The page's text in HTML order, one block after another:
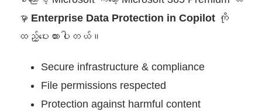
မှာ Enterprise Data Protection in Copilotကို
ထည့်ပေးထားပါတယ်။
Secure infrastructure & compliance
File permissions respected
Protection against harmful content